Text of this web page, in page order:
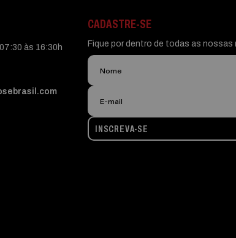
às 16:30h
CADASTRE-SE
Fique por dentro de todas as nossas
INSCREVA-SE